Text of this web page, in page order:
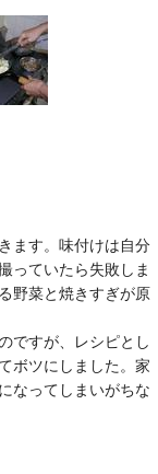
ます。味付けは自分
っていたら失敗しま
野菜と焼きすぎが原
ですが、レシピとし
ボツにしました。家
なってしまいがちな